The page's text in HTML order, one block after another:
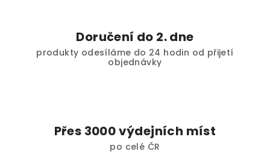
Doručení do 2. dne
produkty odesíláme do 24 hodin od přijetí
objednávky
Přes 3000 výdejních míst
po celé ČR